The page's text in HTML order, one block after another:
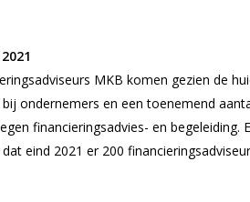
MKB komen gezien de
ondernemers en een toenemend
financieringsadvies- en
eind 2021 er 200